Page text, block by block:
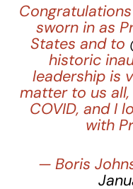
sworn in as
States and to
historic
leadership is
matter to us
COVID, and I
with
— Boris